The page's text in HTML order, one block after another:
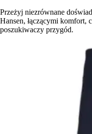
Przeżyj niezrównane
Hansen, łączącymi komfort,
poszukiwaczy przygód.